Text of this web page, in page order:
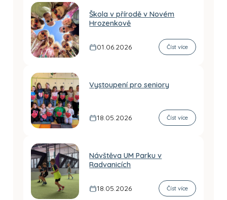
Škola v přírodě v Novém
Hrozenkově
01.06.2026 Číst více
Vystoupení pro seniory
18.05.2026 Číst více
Návštěva UM Parku v
Radvanicích
18.05.2026 Číst více